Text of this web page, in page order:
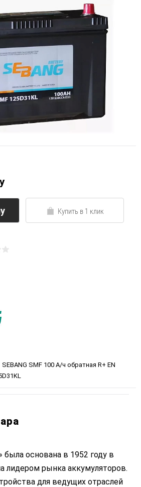
Купить в 1 клик
SMF 100 А/ч обратная R+ EN
была основана в 1952 году в
лидером рынка аккумуляторов.
для ведущих отраслей